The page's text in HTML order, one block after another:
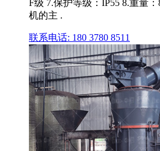
F级 7.保护等级：IP55 8.重量
机的主 .
联系电话: 180 3780 8511